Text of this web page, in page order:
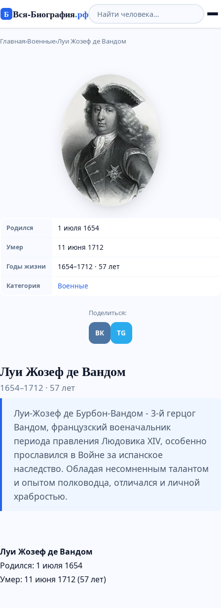
Б Вся-Биография.рф
Главная›Военные›Луи Жозеф де Вандом
Родился 1 июля 1654
Умер 11 июня 1712
Годы жизни 1654–1712 · 57 лет
Категория Военные
Поделиться:
ВК TG
Луи Жозеф де Вандом
1654–1712 · 57 лет
Луи-Жозеф де Бурбон-Вандом - 3-й герцог
Вандом, французский военачальник
периода правления Людовика XIV, особенно
прославился в Войне за испанское
наследство. Обладая несомненным талантом
и опытом полководца, отличался и личной
храбростью.
Луи Жозеф де Вандом
Родился: 1 июля 1654
Умер: 11 июня 1712 (57 лет)